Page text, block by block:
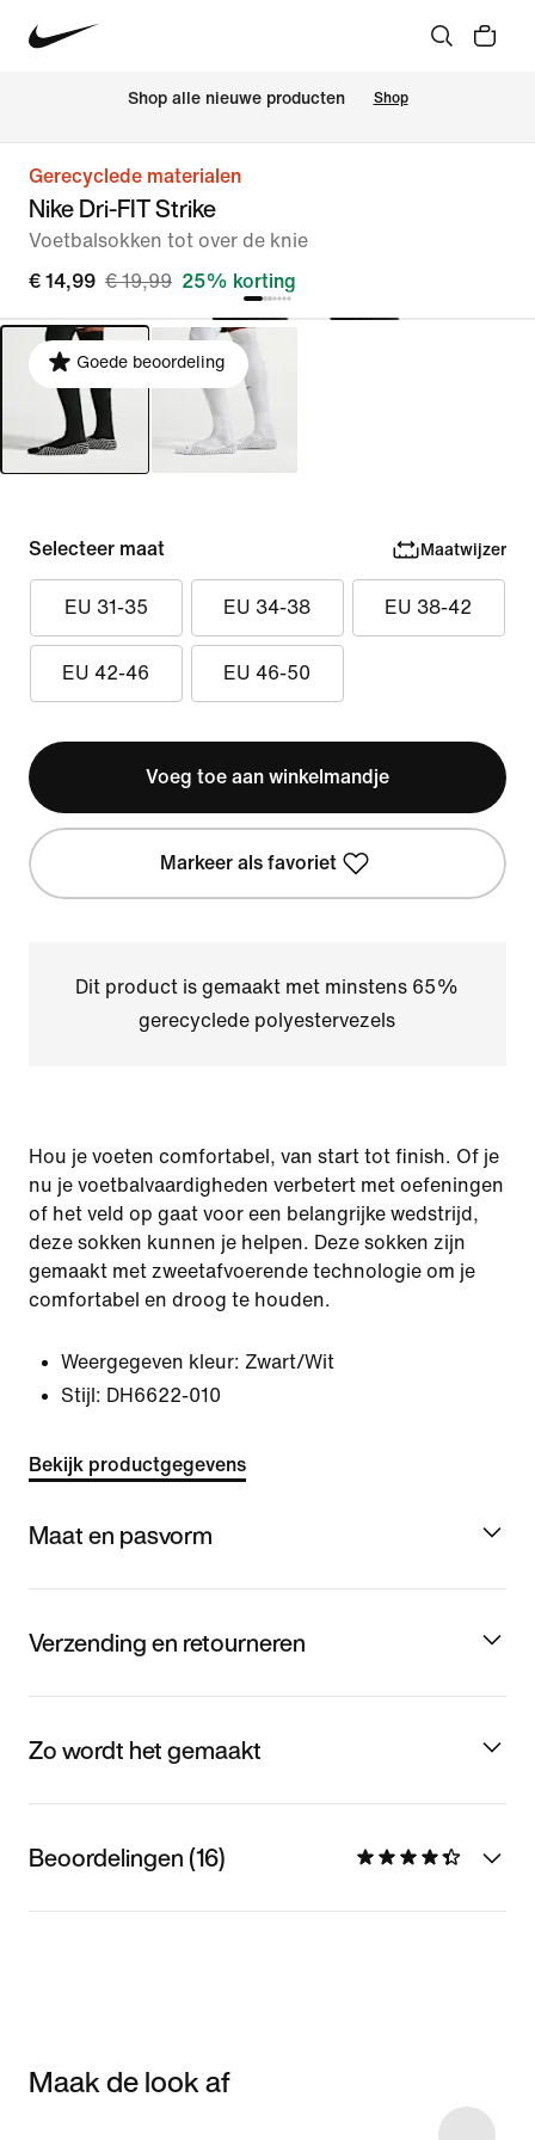
Shop alle nieuwe producten Shop
Gerecyclede materialen
Nike Dri-FIT Strike
Voetbalsokken tot over de knie
€ 14,99 € 19,99 25% korting
Goede beoordeling
Selecteer maat Maatwijzer
EU 31-35 EU 34-38 EU 38-42
EU 42-46 EU 46-50
Voeg toe aan winkelmandje
Markeer als favoriet
Dit product is gemaakt met minstens 65%
gerecyclede polyestervezels
Hou je voeten comfortabel, van start tot finish. Of je
nu je voetbalvaardigheden verbetert met oefeningen
of het veld op gaat voor een belangrijke wedstrijd,
deze sokken kunnen je helpen. Deze sokken zijn
gemaakt met zweetafvoerende technologie om je
comfortabel en droog te houden.
Weergegeven kleur: Zwart/Wit
Stijl: DH6622-010
Bekijk productgegevens
Maat en pasvorm
Verzending en retourneren
Zo wordt het gemaakt
Beoordelingen (16)
Maak de look af